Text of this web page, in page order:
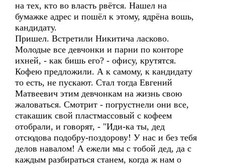
на тех, кто во власть рвётся. Нашел на
бумажке адрес и пошёл к этому, ядрёна вошь,
кандидату.
Пришел. Встретили Никитича ласково.
Молодые все девчонки и парни по конторе
ихней, - как бишь его? - офису, крутятся.
Кофею предложили. А к самому, к кандидату
то есть, не пускают. Стал тогда Евгений
Матвеевич этим девчонкам на жизнь свою
жаловаться. Смотрит - погрустнели они все,
стакашик свой пластмассовый с кофеем
отобрали, и говорят, - "Иди-ка ты, дед
отсюдова подобру-поздорову! У нас и без тебя
делов навалом! А ежели мы с тобой дед, да с
каждым разбираться станем, когда ж нам о